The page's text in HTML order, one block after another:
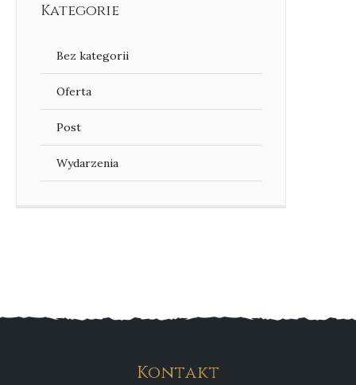
Kategorie
Bez kategorii
Oferta
Post
Wydarzenia
Kontakt